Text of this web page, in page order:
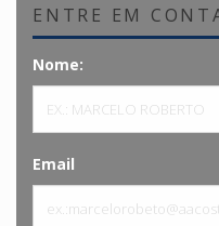
ENTRE EM
Nome:
Email